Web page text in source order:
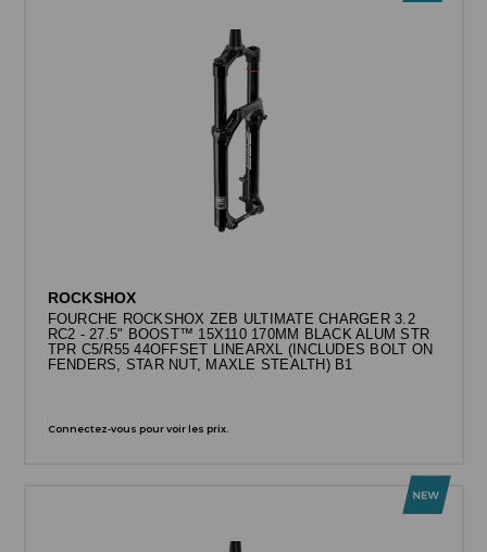
ROCKSHOX
FOURCHE ROCKSHOX ZEB ULTIMATE CHARGER 3.2
RC2 - 27.5" BOOST™ 15X110 170MM BLACK ALUM STR
TPR C5/R55 44OFFSET LINEARXL (INCLUDES BOLT ON
FENDERS, STAR NUT, MAXLE STEALTH) B1
Connectez-vous pour voir les prix.